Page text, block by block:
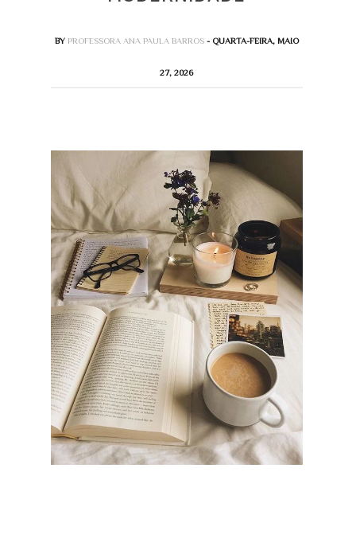
BY PROFESSORA ANA PAULA BARROS - QUARTA-FEIRA, MAIO
27, 2026